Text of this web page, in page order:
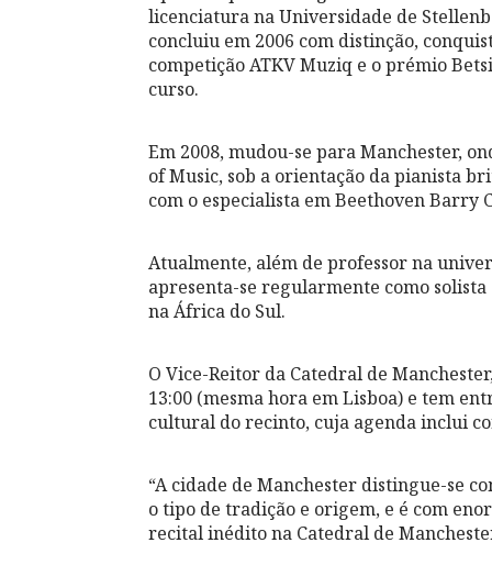
licenciatura na Universidade de
concluiu em 2006 com distinção,
competição ATKV Muziq e o prémio
curso.
Em 2008, mudou-se para Manchester,
of Music, sob a orientação da pianista
com o especialista em Beethoven Barry
Atualmente, além de professor na
apresenta-se regularmente como
na África do Sul.
O Vice-Reitor da Catedral de
13:00 (mesma hora em Lisboa) e tem
cultural do recinto, cuja agenda inclui
“A cidade de Manchester distingue-se
o tipo de tradição e origem, e é com
recital inédito na Catedral de